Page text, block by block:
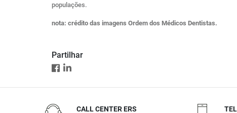
populações.
nota: crédito das imagens Ordem dos Médicos Dentistas.
Partilhar
CALL CENTER ERS